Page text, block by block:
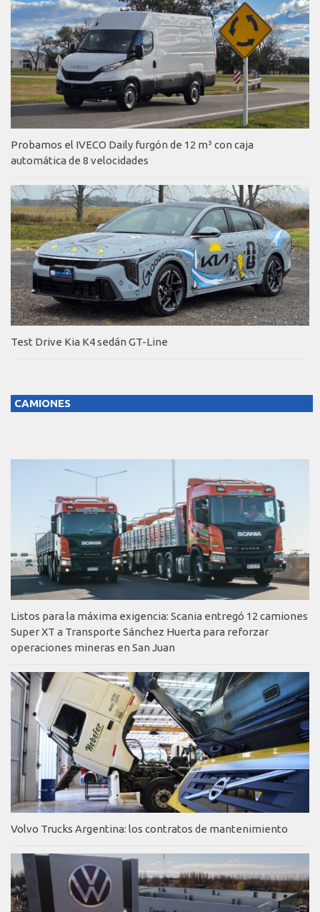
Probamos el IVECO Daily furgón de 12 m³ con caja
automática de 8 velocidades
Test Drive Kia K4 sedán GT-Line
CAMIONES
Listos para la máxima exigencia: Scania entregó 12 camiones
Super XT a Transporte Sánchez Huerta para reforzar
operaciones mineras en San Juan
Volvo Trucks Argentina: los contratos de mantenimiento